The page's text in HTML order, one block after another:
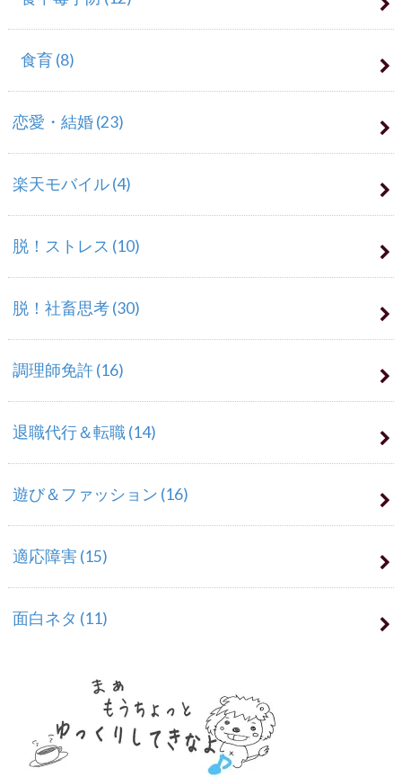
食育(8)
恋愛・結婚(23)
楽天モバイル(4)
脱！ストレス (10)
脱！社畜思考(30)
調理師免許(16)
退職代行＆転職(14)
遊び＆ファッション (16)
適応障害 (15)
面白ネタ (11)